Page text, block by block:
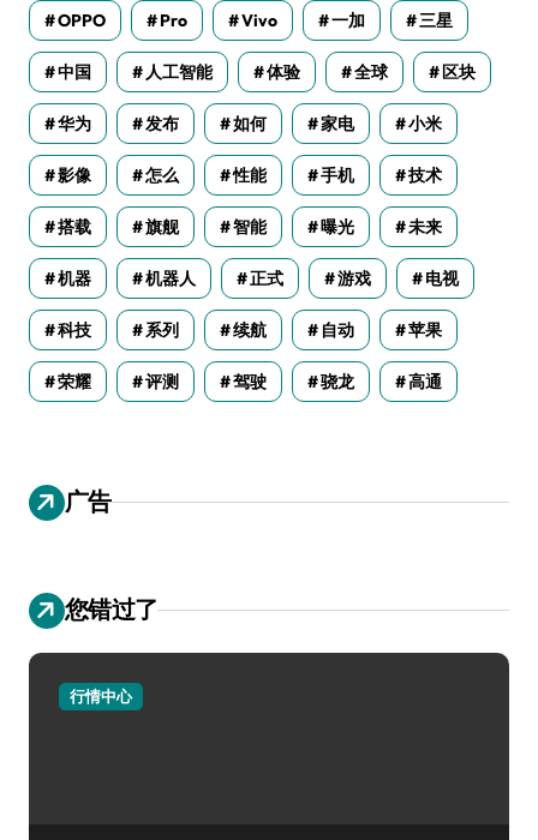
OPPO Pro Vivo 一加 三星
中国 人工智能 体验 全球 区块
华为 发布 如何 家电 小米
影像 怎么 性能 手机 技术
搭载 旗舰 智能 曝光 未来
机器 机器人 正式 游戏 电视
科技 系列 续航 自动 苹果
荣耀 评测 驾驶 骁龙 高通
广告
您错过了
行情中心